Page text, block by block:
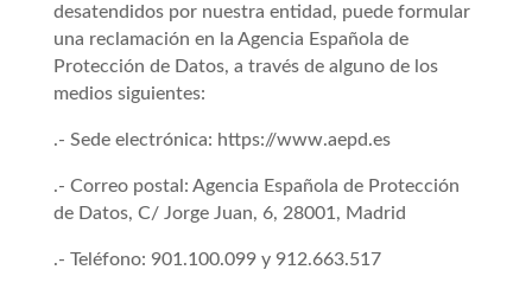
desatendidos por nuestra entidad, puede formular
una reclamación en la Agencia Española de
Protección de Datos, a través de alguno de los
medios siguientes:
.- Sede electrónica: https://www.aepd.es
.- Correo postal: Agencia Española de Protección
de Datos, C/ Jorge Juan, 6, 28001, Madrid
.- Teléfono: 901.100.099 y 912.663.517